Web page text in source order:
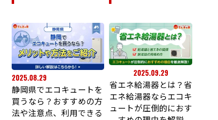
2025.08.29
静岡県でエコキュートを
買うなら？おすすめの方
法や注意点、利用できる
2025.09.29
省エネ給湯器とは？省
エネ給湯器ならエコキ
ュートが圧倒的におす